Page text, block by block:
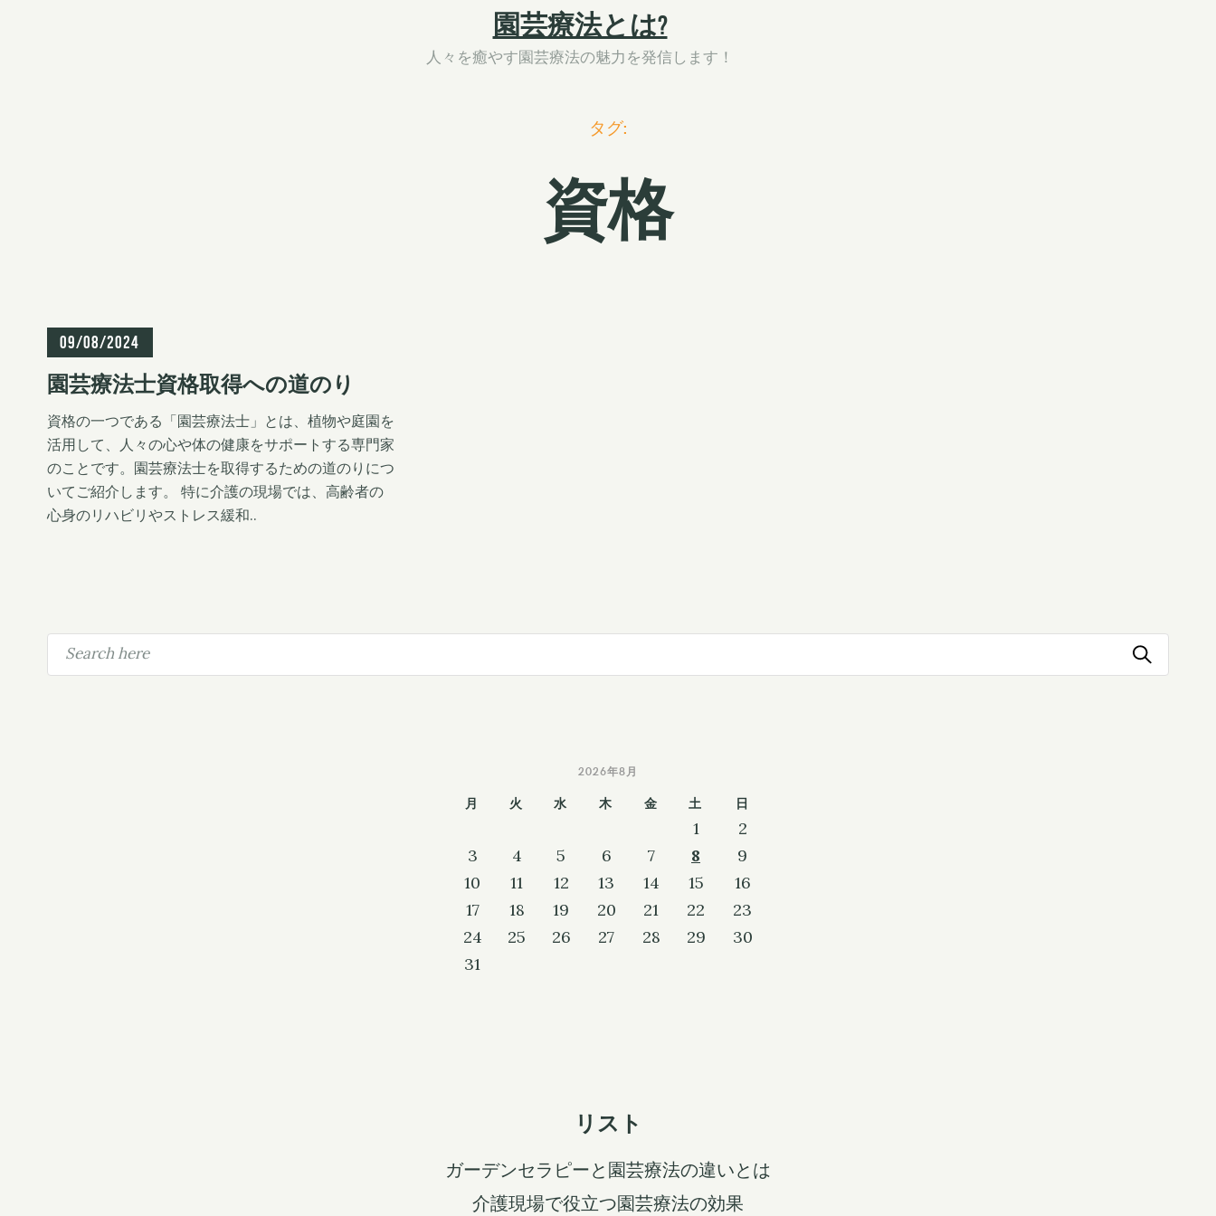
園芸療法とは?
人々を癒やす園芸療法の魅力を発信します！
タグ:
資格
09/08/2024
園芸療法士資格取得への道のり
資格の一つである「園芸療法士」とは、植物や庭園を
活用して、人々の心や体の健康をサポートする専門家
のことです。園芸療法士を取得するための道のりにつ
いてご紹介します。 特に介護の現場では、高齢者の
心身のリハビリやストレス緩和..
e
2026年8月
月 火 水 木 金 土 日
1
2
3
4 5 6 7 8
9
10
11 12 13 14 15
16
17
18 19 20 21 22
23
24
25 26 27 28 29
30
31
リスト
ガーデンセラピーと園芸療法の違いとは
介護現場で役立つ園芸療法の効果